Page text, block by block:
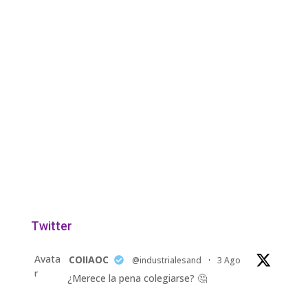
Twitter
Avata
r
COIIAOC @industrialesand · 3 Ago
¿Merece la pena colegiarse? 🤔